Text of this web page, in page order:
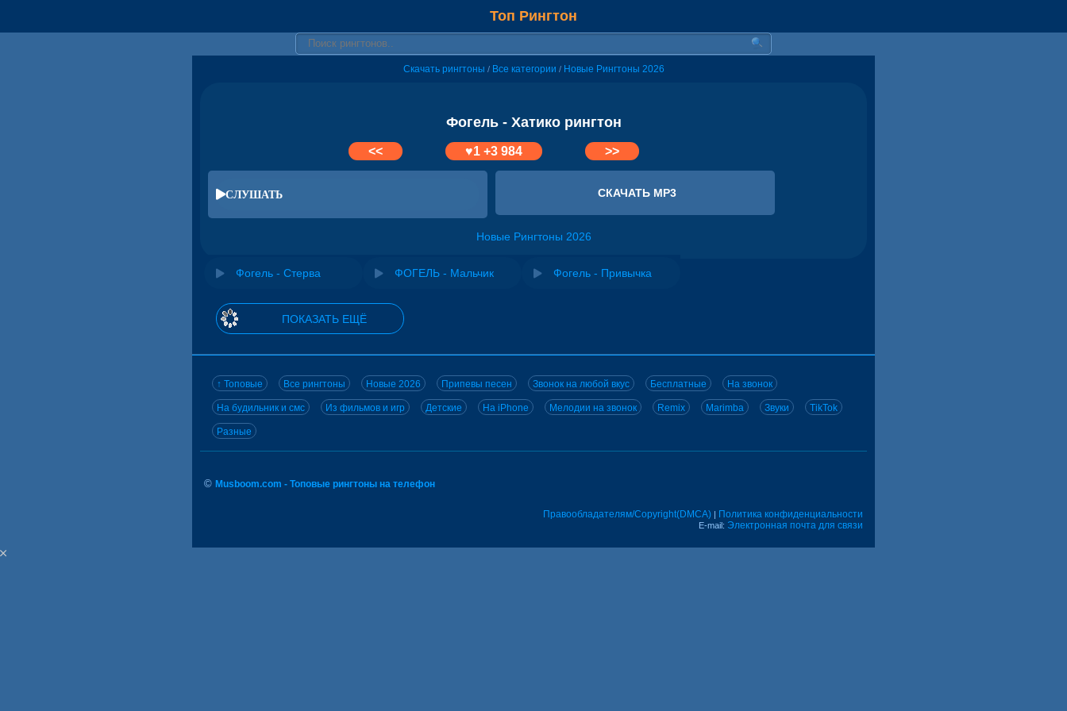
Топ Рингтон
Скачать рингтоны / Все категории / Новые Рингтоны 2026
Фогель - Хатико рингтон
<< ♥1 +3 984 >>
СЛУШАТЬ СКАЧАТЬ MP3
Новые Рингтоны 2026
Фогель - Стерва ФОГЕЛЬ - Мальчик Фогель - Привычка
ПОКАЗАТЬ ЕЩЁ
↑ Топовые Все рингтоны Новые 2026 Припевы песен Звонок на любой вкус Бесплатные На звонок
На будильник и смс Из фильмов и игр Детские На iPhone Мелодии на звонок Remix Marimba Звуки TikTok
Разные
© Musboom.com - Топовые рингтоны на телефон
Правообладателям/Copyright(DMCA) | Политика конфиденциальности
E-mail: Электронная почта для связи